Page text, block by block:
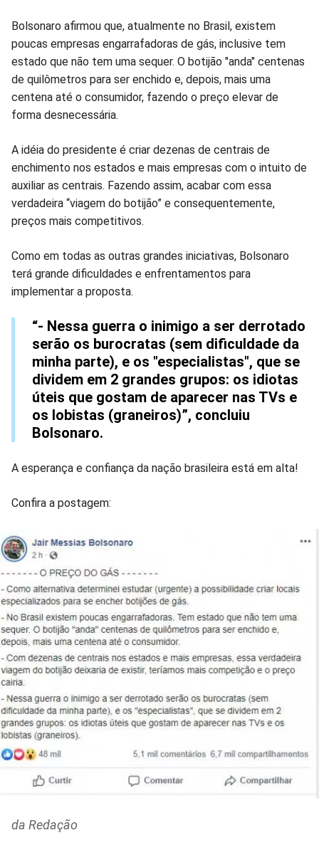
Bolsonaro afirmou que, atualmente no Brasil, existem
poucas empresas engarrafadoras de gás, inclusive tem
estado que não tem uma sequer. O botijão "anda" centenas
de quilômetros para ser enchido e, depois, mais uma
centena até o consumidor, fazendo o preço elevar de
forma desnecessária.
A idéia do presidente é criar dezenas de centrais de
enchimento nos estados e mais empresas com o intuito de
auxiliar as centrais. Fazendo assim, acabar com essa
verdadeira “viagem do botijão” e consequentemente,
preços mais competitivos.
Como em todas as outras grandes iniciativas, Bolsonaro
terá grande dificuldades e enfrentamentos para
implementar a proposta.
“- Nessa guerra o inimigo a ser derrotado
serão os burocratas (sem dificuldade da
minha parte), e os "especialistas", que se
dividem em 2 grandes grupos: os idiotas
úteis que gostam de aparecer nas TVs e
os lobistas (graneiros)”, concluiu
Bolsonaro.
A esperança e confiança da nação brasileira está em alta!
Confira a postagem:
da Redação